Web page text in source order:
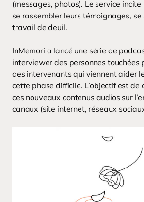
(messages, photos). Le service
se rassembler leurs témoignages, se
travail de deuil.
InMemori a lancé une série de
interviewer des personnes touchées
des intervenants qui viennent aider
cette phase difficile. L’objectif est de
ces nouveaux contenus audios sur
canaux (site internet, réseaux